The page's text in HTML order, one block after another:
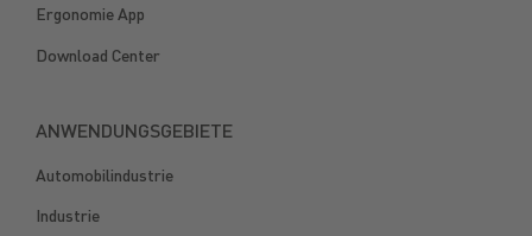
Ergonomie App
Download Center
ANWENDUNGSGEBIETE
Automobilindustrie
Industrie